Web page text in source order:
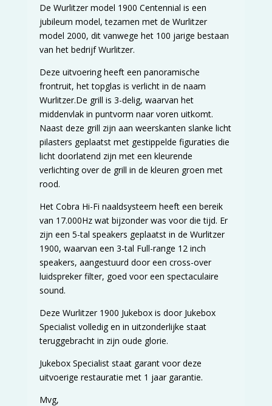
De Wurlitzer model 1900 Centennial is een
jubileum model, tezamen met de Wurlitzer
model 2000, dit vanwege het 100 jarige bestaan
van het bedrijf Wurlitzer.
Deze uitvoering heeft een panoramische
frontruit, het topglas is verlicht in de naam
Wurlitzer.De grill is 3-delig, waarvan het
middenvlak in puntvorm naar voren uitkomt.
Naast deze grill zijn aan weerskanten slanke licht
pilasters geplaatst met gestippelde figuraties die
licht doorlatend zijn met een kleurende
verlichting over de grill in de kleuren groen met
rood.
Het Cobra Hi-Fi naaldsysteem heeft een bereik
van 17.000Hz wat bijzonder was voor die tijd. Er
zijn een 5-tal speakers geplaatst in de Wurlitzer
1900, waarvan een 3-tal Full-range 12 inch
speakers, aangestuurd door een cross-over
luidspreker filter, goed voor een spectaculaire
sound.
Deze Wurlitzer 1900 Jukebox is door Jukebox
Specialist volledig en in uitzonderlijke staat
teruggebracht in zijn oude glorie.
Jukebox Specialist staat garant voor deze
uitvoerige restauratie met 1 jaar garantie.
Mvg,